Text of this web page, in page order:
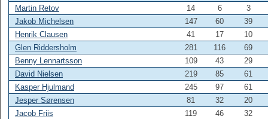
Martin Retov
14 6
3
Jakob Michelsen
147 60
39
Henrik Clausen
41 17
10
Glen Riddersholm
281 116
69
Benny Lennartsson
109 43
29
David Nielsen
219 85
61
Kasper Hjulmand
245 97
61
Jesper Sørensen
81 32
20
Jacob Friis
119 46
32